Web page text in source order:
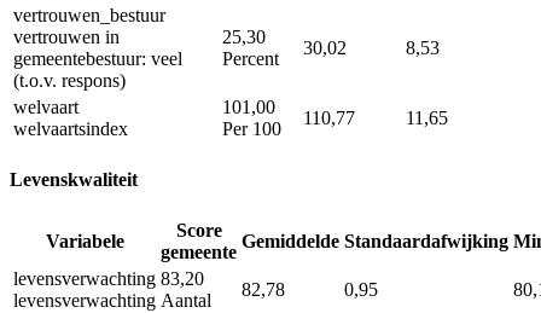
vertrouwen_bestuur
vertrouwen in
gemeentebestuur: veel
(t.o.v. respons)
25,30
Percent
30,02 8,53
welvaart
welvaartsindex
101,00
Per 100
110,77 11,65
Levenskwaliteit
Variabele
Score
gemeente
Gemiddelde Standaardafwijking
levensverwachting
levensverwachting
83,20
Aantal
82,78 0,95